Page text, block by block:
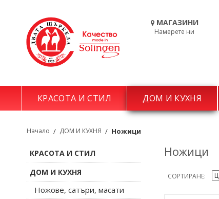
МАГАЗИНИ
Намерете ни
КРАСОТА И СТИЛ ДОМ И КУХНЯ
Начало / ДОМ И КУХНЯ / Ножици
Ножици
СОРТИРАНЕ
КРАСОТА И СТИЛ
ДОМ И КУХНЯ
Ножове, сатъри, масати